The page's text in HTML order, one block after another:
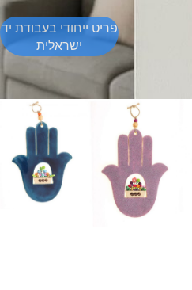
פריט ייחודי בעבודת יד
ישראלית